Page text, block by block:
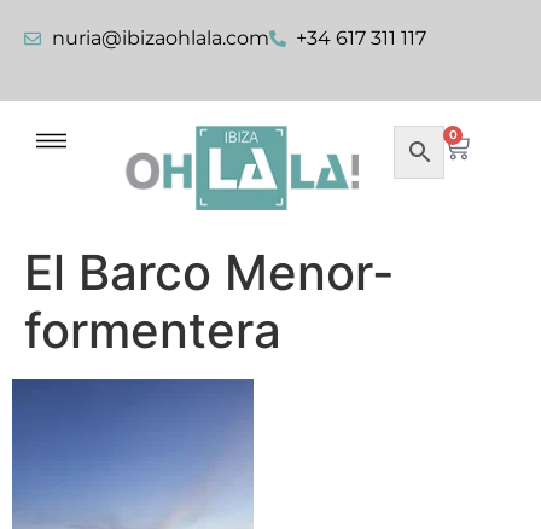
nuria@ibizaohlala.com +34 617 311 117
0
El Barco Menor-
formentera